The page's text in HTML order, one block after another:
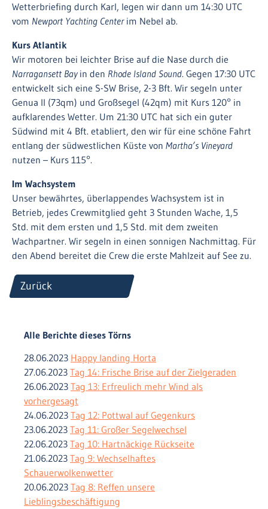
Wetterbriefing durch Karl, legen wir dann um 14:30 UTC
vom Newport Yachting Centerim Nebel ab.
Kurs Atlantik
Wir motoren bei leichter Brise auf die Nase durch die
Narragansett Bayin den Rhode Island Sound. Gegen 17:30 UTC
entwickelt sich eine S-SW Brise, 2-3 Bft. Wir segeln unter
Genua II (73qm) und Großsegel (42qm) mit Kurs 120° in
aufklarendes Wetter. Um 21:30 UTC hat sich ein guter
Südwind mit 4 Bft. etabliert, den wir für eine schöne Fahrt
entlang der südwestlichen Küste von Martha’s Vineyard
nutzen – Kurs 115°.
Im Wachsystem
Unser bewährtes, überlappendes Wachsystem ist in
Betrieb, jedes Crewmitglied geht 3 Stunden Wache, 1,5
Std. mit dem ersten und 1,5 Std. mit dem zweiten
Wachpartner. Wir segeln in einen sonnigen Nachmittag. Für
den Abend bereitet die Crew die erste Mahlzeit auf See zu.
Zurück
Alle Berichte dieses Törns
28.06.2023 Happy landing Horta
27.06.2023 Tag 14: Frische Brise auf der Zielgeraden
26.06.2023 Tag 13: Erfreulich mehr Wind als
vorhergesagt
24.06.2023 Tag 12: Pottwal auf Gegenkurs
23.06.2023 Tag 11: Großer Segelwechsel
22.06.2023 Tag 10: Hartnäckige Rückseite
21.06.2023 Tag 9: Wechselhaftes
Schauerwolkenwetter
20.06.2023 Tag 8: Reffen unsere
Lieblingsbeschäftigung